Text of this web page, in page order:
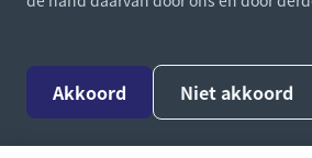
Akkoord Niet akkoord